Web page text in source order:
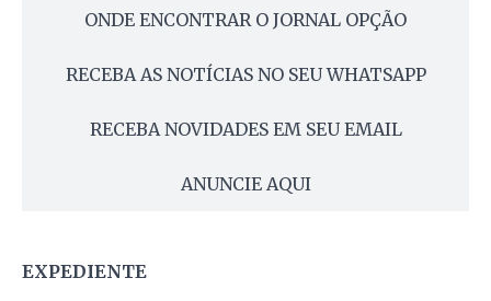
ONDE ENCONTRAR O JORNAL OPÇÃO
RECEBA AS NOTÍCIAS NO SEU WHATSAPP
RECEBA NOVIDADES EM SEU EMAIL
ANUNCIE AQUI
EXPEDIENTE